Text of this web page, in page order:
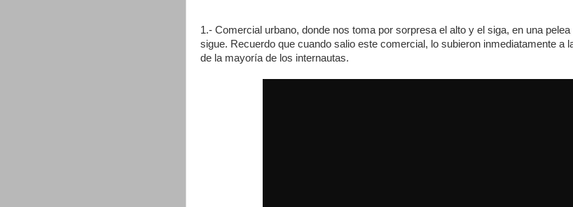
1.- Comercial urbano, donde nos toma por sorpresa el alto y el siga, en una
sigue. Recuerdo que cuando salio este comercial, lo subieron inmediatamente a
de la mayoría de los internautas.